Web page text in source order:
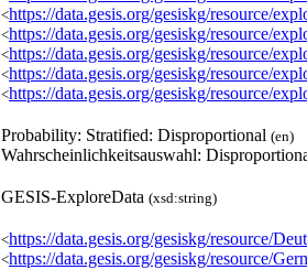
<https://data.gesis.org/gesiskg/resource/
<https://data.gesis.org/gesiskg/resource/
<https://data.gesis.org/gesiskg/resource/
<https://data.gesis.org/gesiskg/resource/
<https://data.gesis.org/gesiskg/resource/
Probability: Stratified: Disproportional (en)
Wahrscheinlichkeitsauswahl:
GESIS-ExploreData (xsd:string)
<https://data.gesis.org/gesiskg/resource/
<https://data.gesis.org/gesiskg/resource/